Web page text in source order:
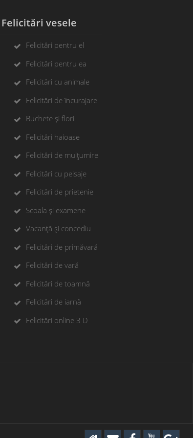
Felicitări vesele
Felicitări pentru el
Felicitări pentru ea
Felicitări cu animale
Felicitări de încurajare
Buchete și flori
Felicitări haioase
Felicitări de mulțumire
Felicitări cu peisaje
Felicitări de prietenie
Scoala și examene
Vacanță și concediu
Felicitări de primăvară
Felicitări de vară
Felicitări de toamnă
Felicitări de iarnă
Felicitări online 3 D